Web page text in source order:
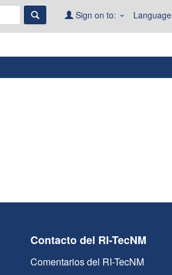
Language
Sign on to:
Contacto del RI-TecNM
Comentarios del RI-TecNM